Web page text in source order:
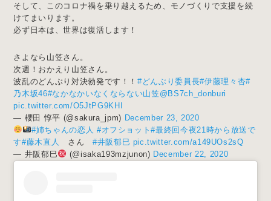
そして、このコロナ禍を乗り越えるため、モノづくりで支援を続
けてまいります。
必ず日本は、世界は復活します！
さよなら山笠さん。
次週！おかえり山笠さん。
波乱のどんぶり対決勃発です！！#どんぶり委員長#伊藤理々杏#
乃木坂46#なかなかいなくならない山笠@BS7ch_donburi
pic.twitter.com/O5JtPG9KHI
— 櫻田 惇平 (@sakura_jpm) December 23, 2020
#姉ちゃんの恋人 #オフショット#最終回今夜21時から放送で
す#藤木直人 さん #井阪郁巳 pic.twitter.com/a149UOs2sQ
— 井阪郁巳
(@isaka193mzjunon) December 22, 2020